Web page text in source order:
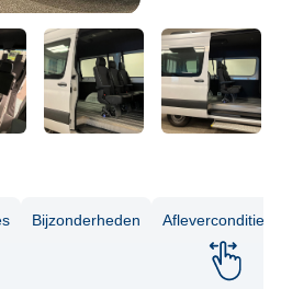
Bijzonderheden Aflevercondities